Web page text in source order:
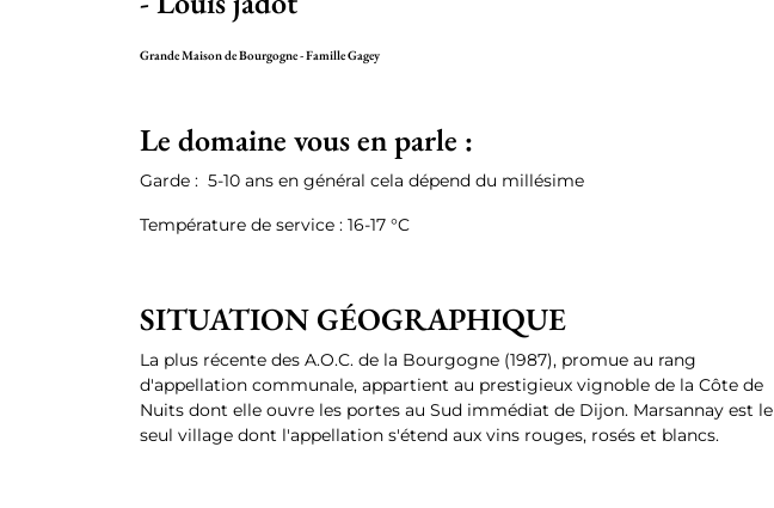
Grande Maison de Bourgogne - Famille Gagey
Le domaine vous en parle :
Garde : 5-10 ans en général cela dépend du millésime
Température de service : 16-17 °C
SITUATION GÉOGRAPHIQUE
La plus récente des A.O.C. de la Bourgogne (1987), promue au rang
d'appellation communale, appartient au prestigieux vignoble de la Côte de
Nuits dont elle ouvre les portes au Sud immédiat de Dijon. Marsannay est le
seul village dont l'appellation s'étend aux vins rouges, rosés et blancs.